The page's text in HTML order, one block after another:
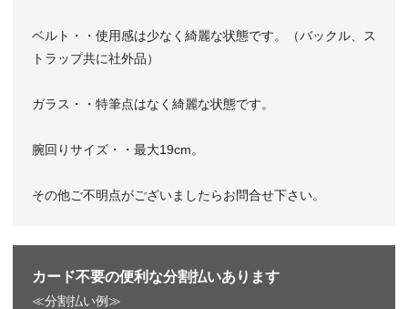
ベルト・・使用感は少なく綺麗な状態です。（バックル、ス
トラップ共に社外品）
ガラス・・特筆点はなく綺麗な状態です。
腕回りサイズ・・最大19cm。
その他ご不明点がございましたらお問合せ下さい。
カード不要の便利な分割払いあります
≪分割払い例≫